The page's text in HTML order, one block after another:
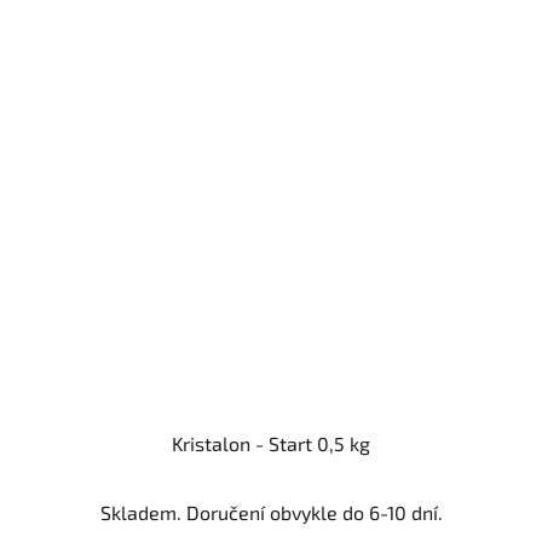
Kristalon - Start 0,5 kg
Skladem. Doručení obvykle do 6-10 dní.